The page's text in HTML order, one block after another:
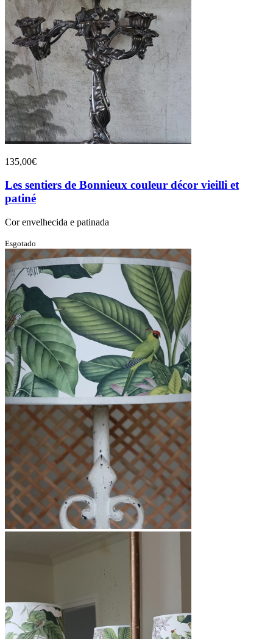
135,00€
Les sentiers de Bonnieux couleur décor vieilli et
patiné
Cor envelhecida e patinada
Esgotado